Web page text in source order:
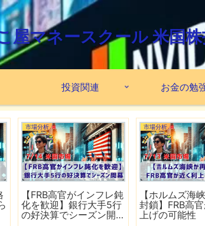
屋マネースクール 米国
投資関連 お金の勉
市場分析
【FRB高官がインフレ鈍
化を歓迎】銀行大手5行
の好決算でシーズン開
市場分析
【ホルムズ海
封鎖】FRB高
上げの可能性